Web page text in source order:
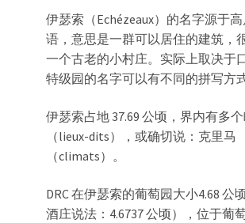
伊瑟索（Echézeaux）的名字源于
语，意思是一群可以居住的建筑，
一个古老的小村庄。实际上取决于
特级园的名字可以有不同的拼写方式
伊瑟索占地 37.69 公顷，界内有多
（lieux-dits），或确切说：克里马
（climats）。
DRC 在伊瑟索的葡萄园大小4.68 公
酒庄说法：4.6737 公顷），位于葡